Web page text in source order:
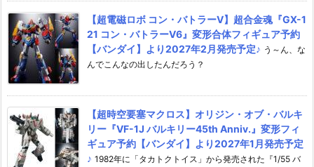
【超電磁ロボ コン・バトラーV】超合金魂『GX-1
21 コン・バトラーV6』変形合体フィギュア予約
【バンダイ】より2027年2月発売予定♪ う～ん、な
んでこんなの出したんだろう？
【超時空要塞マクロス】オリジン・オブ・バルキ
リー『VF-1J バルキリー45th Anniv.』変形フィ
ギュア予約【バンダイ】より2027年1月発売予定
♪ 1982年に「タカトクトイス」から発売された『1/55 バ